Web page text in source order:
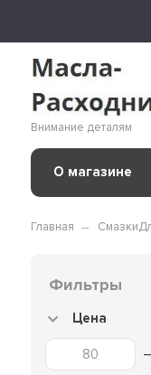
Внимание деталям
О магазине
Главная Смазки
Фильтры
Цена